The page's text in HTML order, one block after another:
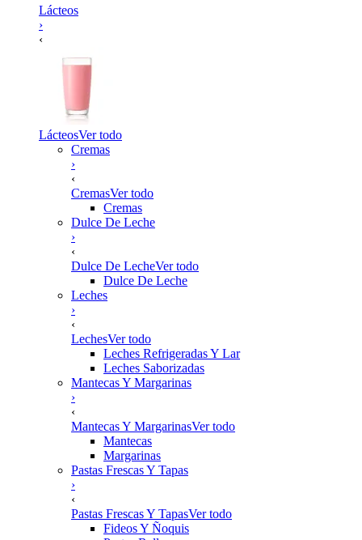
Lácteos
›
‹
LácteosVer todo
Cremas
›
‹
CremasVer todo
Cremas
Dulce De Leche
›
‹
Dulce De LecheVer todo
Dulce De Leche
Leches
›
‹
LechesVer todo
Leches Refrigeradas Y Lar
Leches Saborizadas
Mantecas Y Margarinas
›
‹
Mantecas Y MargarinasVer todo
Mantecas
Margarinas
Pastas Frescas Y Tapas
›
‹
Pastas Frescas Y TapasVer todo
Fideos Y Ñoquis